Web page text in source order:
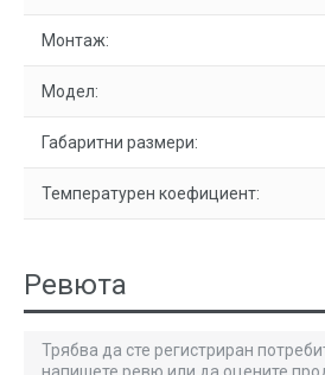
Монтаж:
Модел:
Габаритни размери:
Температурен коефициент:
Ревюта
Трябва да сте регистриран